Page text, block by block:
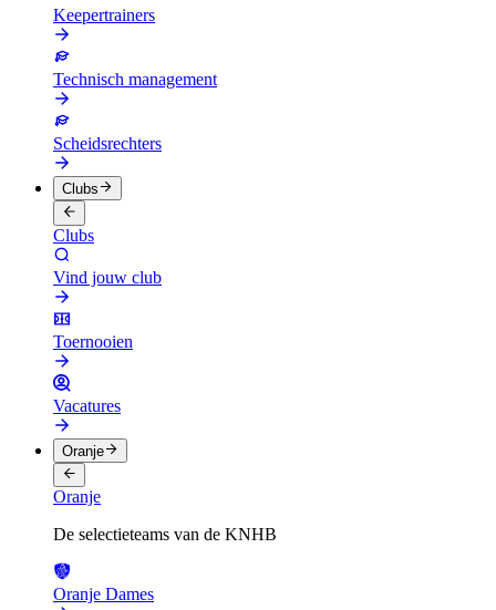
Keepertrainers
Technisch management
Scheidsrechters
Clubs
Clubs
Vind jouw club
Toernooien
Vacatures
Oranje
Oranje
De selectieteams van de KNHB
Oranje Dames